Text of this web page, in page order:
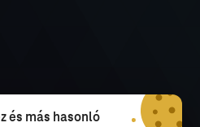
és más hasonló